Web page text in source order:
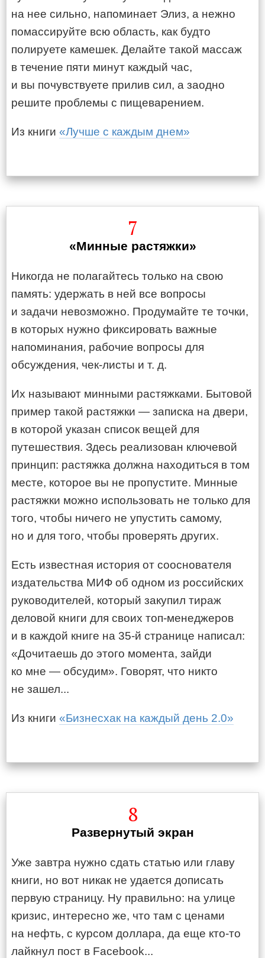
на нее сильно, напоминает Элиз, а нежно
помассируйте всю область, как будто
полируете камешек. Делайте такой массаж
в течение пяти минут каждый час,
и вы почувствуете прилив сил, а заодно
решите проблемы с пищеварением.
Из книги «Лучше с каждым днем»
7
«Минные растяжки»
Никогда не полагайтесь только на свою
память: удержать в ней все вопросы
и задачи невозможно. Продумайте те точки,
в которых нужно фиксировать важные
напоминания, рабочие вопросы для
обсуждения, чек-листы и т. д.
Их называют минными растяжками. Бытовой
пример такой растяжки — записка на двери,
в которой указан список вещей для
путешествия. Здесь реализован ключевой
принцип: растяжка должна находиться в том
месте, которое вы не пропустите. Минные
растяжки можно использовать не только для
того, чтобы ничего не упустить самому,
но и для того, чтобы проверять других.
Есть известная история от сооснователя
издательства МИФ об одном из российских
руководителей, который закупил тираж
деловой книги для своих топ-менеджеров
и в каждой книге на 35-й странице написал:
«Дочитаешь до этого момента, зайди
ко мне — обсудим». Говорят, что никто
не зашел...
Из книги «Бизнесхак на каждый день 2.0»
8
Развернутый экран
Уже завтра нужно сдать статью или главу
книги, но вот никак не удается дописать
первую страницу. Ну правильно: на улице
кризис, интересно же, что там с ценами
на нефть, с курсом доллара, да еще кто-то
лайкнул пост в Facebook...